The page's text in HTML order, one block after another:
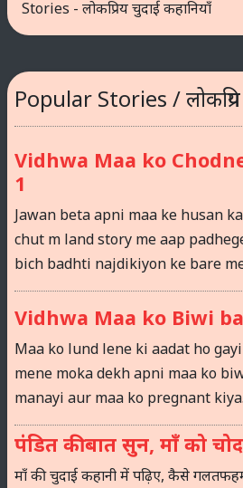
Stories - लोकप्रिय चुदाई कहानियाँ
Popular Stories / लोकप्रिय
Vidhwa Maa ko
1
Jawan beta apni maa ke husan
chut m land story me aap
bich badhti najdikiyon ke bare
Vidhwa Maa ko Biwi
Maa ko lund lene ki aadat ho
mene moka dekh apni maa ko
manayi aur maa ko pregnant kiya.
पंडित की बात सुन, माँ को
माँ की चुदाई कहानी में पढ़िए, कैसे